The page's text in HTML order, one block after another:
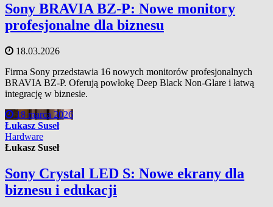
Sony BRAVIA BZ-P: Nowe monitory
profesjonalne dla biznesu
18.03.2026
Firma Sony przedstawia 16 nowych monitorów profesjonalnych
BRAVIA BZ-P. Oferują powłokę Deep Black Non-Glare i łatwą
integrację w biznesie.
18 marca 2026
Łukasz Suseł
Hardware
Łukasz Suseł
Sony Crystal LED S: Nowe ekrany dla
biznesu i edukacji